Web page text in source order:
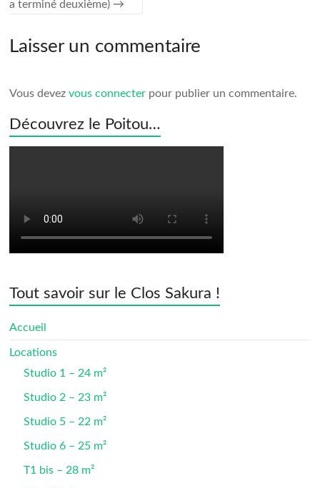
a terminé deuxième) →
Laisser un commentaire
Vous devezvous connecter pour publier un commentaire.
Découvrez le Poitou…
Tout savoir sur le Clos Sakura !
Accueil
Locations
Studio 1 – 24 m²
Studio 2 – 23 m²
Studio 5 – 22 m²
Studio 6 – 25 m²
T1 bis – 28 m²